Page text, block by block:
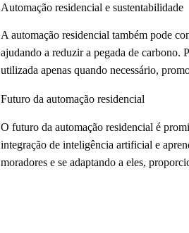
Automação residencial e sustentabilidade
A automação residencial também pode
ajudando a reduzir a pegada de carbono.
utilizada apenas quando necessário,
Futuro da automação residencial
O futuro da automação residencial é
integração de inteligência artificial e
moradores e se adaptando a eles,